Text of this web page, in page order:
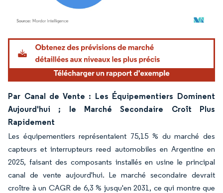
Image © Mordor Intelligence. La réutilisation nécessite une attribution sous CC BY
Par Canal de Vente : Les Équipementiers Dominent
Aujourd'hui ; le Marché Secondaire Croît Plus
Rapidement
Les équipementiers représentaient 75,15 % du marché des
capteurs et interrupteurs reed automobiles en Argentine en
2025, faisant des composants installés en usine le principal
canal de vente aujourd'hui. Le marché secondaire devrait
croître à un CAGR de 6,3 % jusqu'en 2031, ce qui montre que